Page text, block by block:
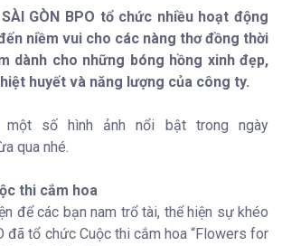
GÒN BPO tổ chức nhiều hoạt động
niềm vui cho các nàng thơ đồng thời
dành cho những bóng hồng xinh đẹp,
huyết và năng lượng của công ty.
một số hình ảnh nổi bật trong ngày
qua nhé.
thi cắm hoa
để các bạn nam trổ tài, thể hiện sự khéo
đã tổ chức Cuộc thi cắm hoa “Flowers for